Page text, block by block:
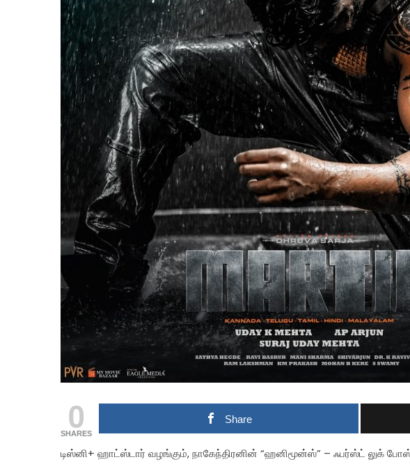
0
SHARES
Share
டிஸ்னி+ ஹாட்ஸ்டார் வழங்கும், நாகேந்திரனின் “ஹனிமூன்ஸ்” – ஃபர்ஸ்ட் லுக்